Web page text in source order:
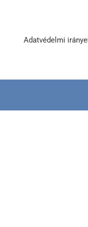
Adatvédelmi